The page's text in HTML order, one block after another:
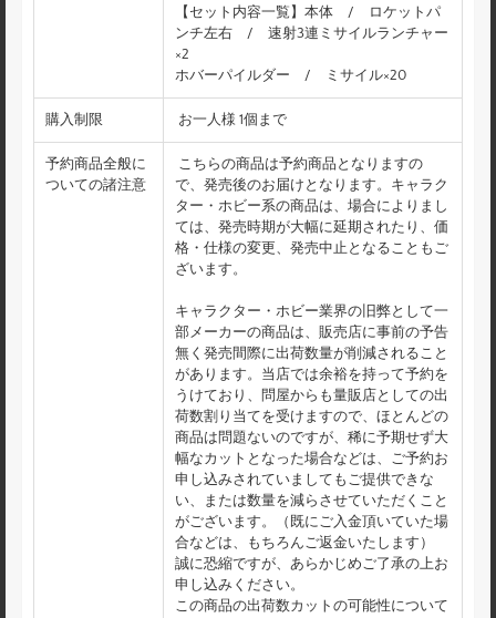
【セット内容一覧】本体 / ロケットパ
ンチ左右 / 速射3連ミサイルランチャー
×2
ホバーパイルダー / ミサイル×20
購入制限 お一人様 1個まで
予約商品全般に
ついての諸注意
こちらの商品は予約商品となりますの
で、発売後のお届けとなります。キャラク
ター・ホビー系の商品は、場合によりまし
ては、発売時期が大幅に延期されたり、価
格・仕様の変更、発売中止となることもご
ざいます。
キャラクター・ホビー業界の旧弊として一
部メーカーの商品は、販売店に事前の予告
無く発売間際に出荷数量が削減されること
があります。当店では余裕を持って予約を
うけており、問屋からも量販店としての出
荷数割り当てを受けますので、ほとんどの
商品は問題ないのですが、稀に予期せず大
幅なカットとなった場合などは、ご予約お
申し込みされていましてもご提供できな
い、または数量を減らさせていただくこと
がございます。（既にご入金頂いていた場
合などは、もちろんご返金いたします）
誠に恐縮ですが、あらかじめご了承の上お
申し込みください。
この商品の出荷数カットの可能性について